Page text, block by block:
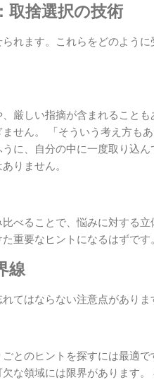
取捨選択の技術
れます。これらをどのよう
厳しい指摘が含まれること
せん。 「そういう考え方も
に、自分の中に一度取り込
りません。
べることで、悩みに対する
重要なヒントになるはずです。
線
てはならない注意点がありま
とのヒントを探すには最適
な領域には限界があります